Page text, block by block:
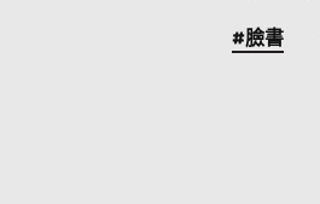
#臉書